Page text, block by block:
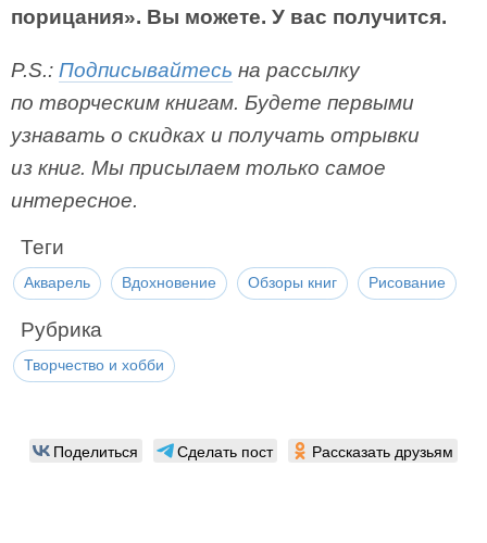
порицания». Вы можете. У вас получится.
P.S.: Подписывайтесь на рассылку
по творческим книгам. Будете первыми
узнавать о скидках и получать отрывки
из книг. Мы присылаем только самое
интересное.
Теги
Акварель Вдохновение Обзоры книг Рисование
Рубрика
Творчество и хобби
Поделиться Сделать пост Рассказать друзьям